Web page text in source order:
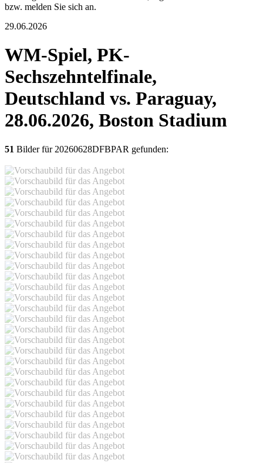
bzw. melden Sie sich an.
29.06.2026
WM-Spiel, PK-
Sechszehntelfinale,
Deutschland vs. Paraguay,
28.06.2026, Boston Stadium
51 Bilder für 20260628DFBPAR gefunden: